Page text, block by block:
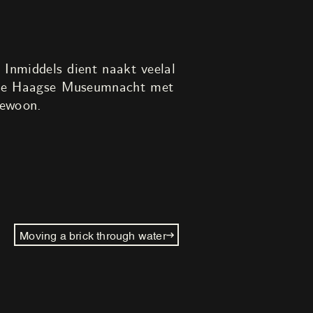
dient naakt veelal
Haagse Museumnacht met
Moving a brick through water